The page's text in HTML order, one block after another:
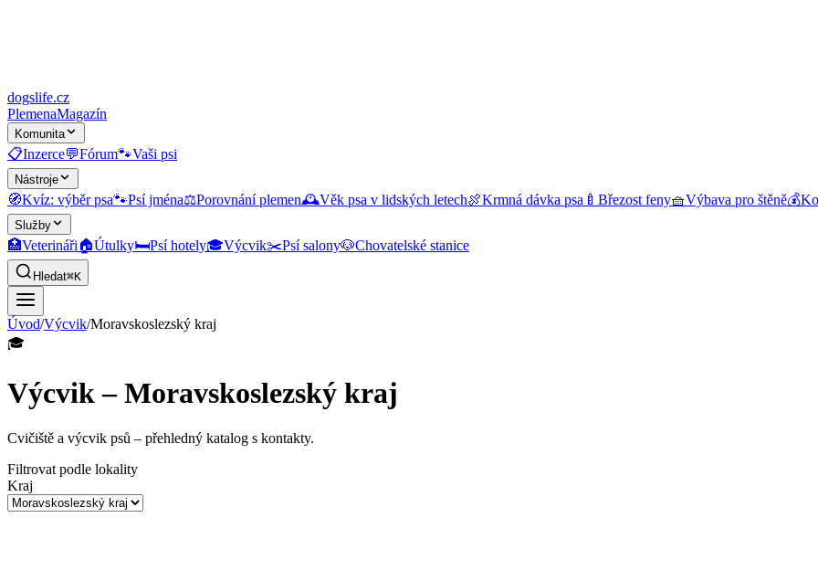
dogslife.cz
PlemenaMagazín
Komunita
📋Inzerce💬Fórum🐾Vaši psi
Nástroje
🧭Kvíz: výběr psa🐾Psí jména⚖️Porovnání plemen🕰️Věk psa v lidských letech🍖Krmná dávka psa 🍼 Březost feny🧺Výbava pro štěně💰
Služby
🏥Veterináři🏠Útulky🛏️Psí hotely🎓Výcvik✂️Psí salony🐶Chovatelské stanice
Hledat⌘K
Úvod/Výcvik/Moravskoslezský kraj
🎓
Výcvik – Moravskoslezský kraj
Cvičiště a výcvik psů – přehledný katalog s kontakty.
Filtrovat podle lokality
Kraj